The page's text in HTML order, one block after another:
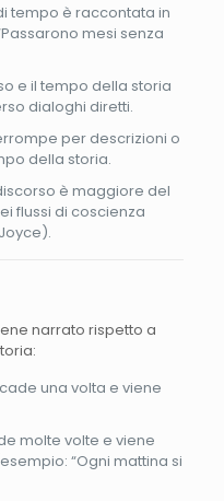
tempo è raccontata in
mesi senza
e il tempo della storia
dialoghi diretti.
per descrizioni o
della storia.
è maggiore del
flussi di coscienza
narrato rispetto a
una volta e viene
molte volte e viene
“Ogni mattina si